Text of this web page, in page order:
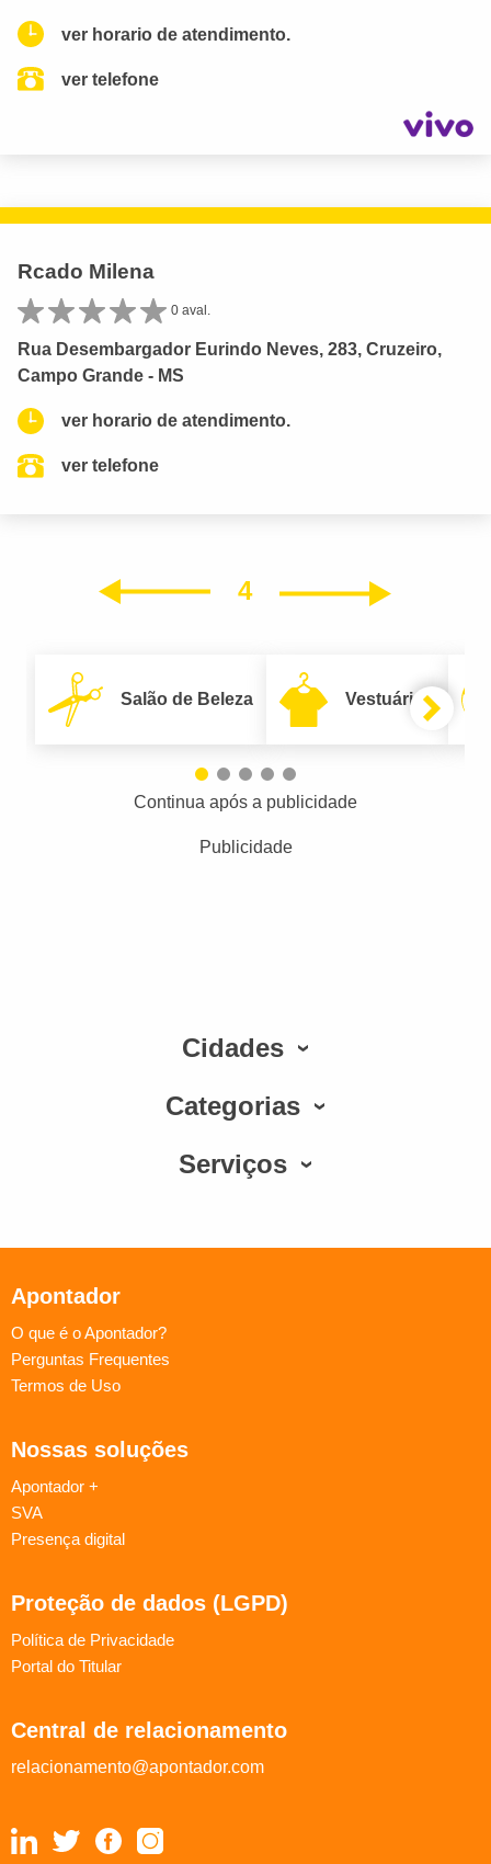
ver horario de atendimento.
ver telefone
Rcado Milena
0 aval.
Rua Desembargador Eurindo Neves, 283, Cruzeiro,
Campo Grande - MS
ver horario de atendimento.
ver telefone
4
Salão de Beleza Vestuário
Continua após a publicidade
Publicidade
Cidades
Categorias
Serviços
Apontador
O que é o Apontador?
Perguntas Frequentes
Termos de Uso
Nossas soluções
Apontador +
SVA
Presença digital
Proteção de dados (LGPD)
Política de Privacidade
Portal do Titular
Central de relacionamento
relacionamento@apontador.com